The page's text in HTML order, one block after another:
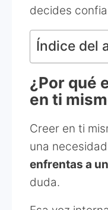
decides
Índice del
¿Por qué
en ti
Creer en ti
una
enfrentas a
duda.